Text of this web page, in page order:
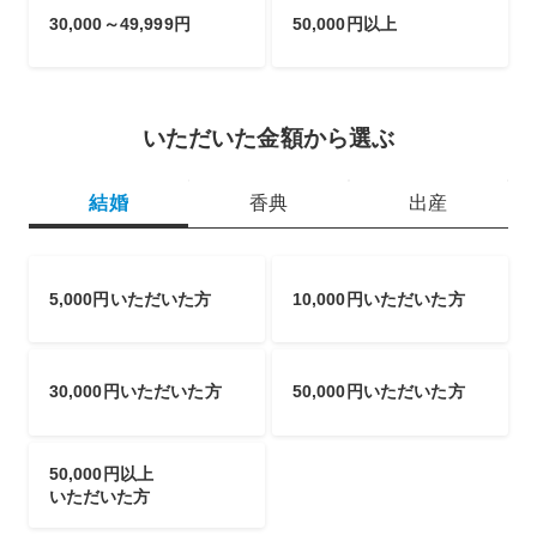
30,000～49,999円 50,000円以上
いただいた金額から選ぶ
結婚 香典 出産
5,000円いただいた方 10,000円いただいた方
30,000円いただいた方 50,000円いただいた方
50,000円以上
いただいた方